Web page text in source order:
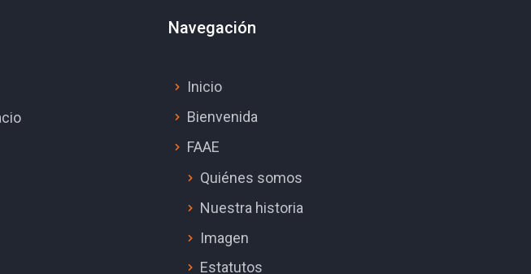
Navegación
Inicio
Bienvenida
FAAE
Quiénes somos
Nuestra historia
Imagen
Estatutos